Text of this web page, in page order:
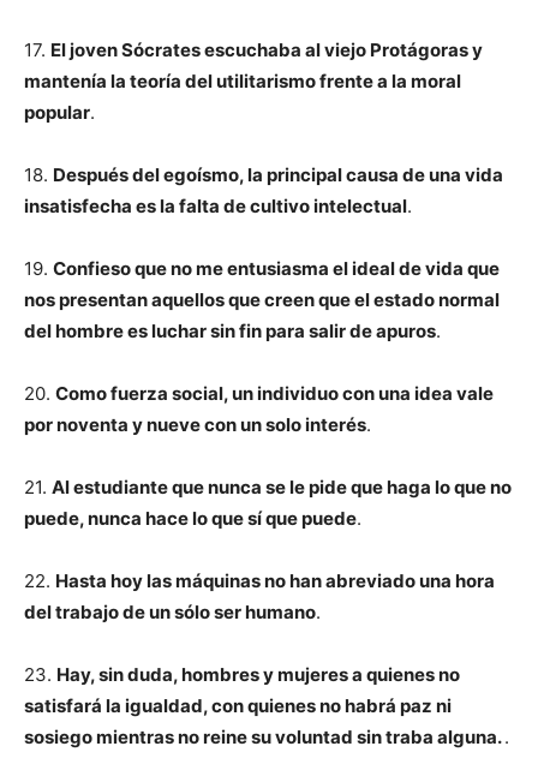
17. El joven Sócrates escuchaba al viejo Protágoras y
mantenía la teoría del utilitarismo frente a la moral
popular.
18. Después del egoísmo, la principal causa de una vida
insatisfecha es la falta de cultivo intelectual.
19. Confieso que no me entusiasma el ideal de vida que
nos presentan aquellos que creen que el estado normal
del hombre es luchar sin fin para salir de apuros.
20. Como fuerza social, un individuo con una idea vale
por noventa y nueve con un solo interés.
21. Al estudiante que nunca se le pide que haga lo que no
puede, nunca hace lo que sí que puede.
22. Hasta hoy las máquinas no han abreviado una hora
del trabajo de un sólo ser humano.
23. Hay, sin duda, hombres y mujeres a quienes no
satisfará la igualdad, con quienes no habrá paz ni
sosiego mientras no reine su voluntad sin traba alguna..